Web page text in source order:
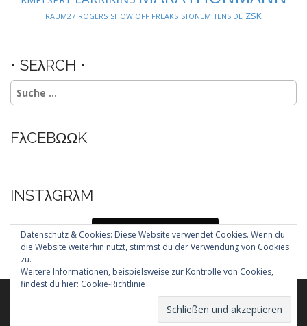
RAUM27 ROGERS SHOW OFF FREAKS STONEM TENSIDE ZSK
• SEλRCH •
Suche
nach:
FλCEBΩΩK
INSTλGRλM
Folg mir auf Instagram
. All Rights Reserved.
The Arcade Basic Theme bybavotasan.com.
Datenschutz & Cookies: Diese Website verwendet Cookies. Wenn du
die Website weiterhin nutzt, stimmst du der Verwendung von Cookies
zu.
Weitere Informationen, beispielsweise zur Kontrolle von Cookies,
findest du hier: Cookie-Richtlinie